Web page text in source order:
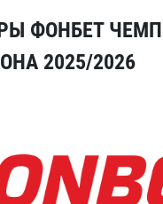
ФОНБЕТ
2025/2026